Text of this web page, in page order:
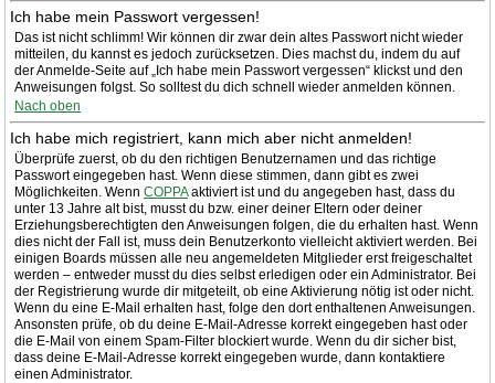
Ich habe mein Passwort vergessen!
Das ist nicht schlimm! Wir können dir zwar dein altes Passwort nicht wieder
mitteilen, du kannst es jedoch zurücksetzen. Dies machst du, indem du auf
der Anmelde-Seite auf „Ich habe mein Passwort vergessen“ klickst und den
Anweisungen folgst. So solltest du dich schnell wieder anmelden können.
Nach oben
Ich habe mich registriert, kann mich aber nicht anmelden!
Überprüfe zuerst, ob du den richtigen Benutzernamen und das richtige
Passwort eingegeben hast. Wenn diese stimmen, dann gibt es zwei
Möglichkeiten. Wenn COPPAaktiviert ist und du angegeben hast, dass du
unter 13 Jahre alt bist, musst du bzw. einer deiner Eltern oder deiner
Erziehungsberechtigten den Anweisungen folgen, die du erhalten hast. Wenn
dies nicht der Fall ist, muss dein Benutzerkonto vielleicht aktiviert werden. Bei
einigen Boards müssen alle neu angemeldeten Mitglieder erst freigeschaltet
werden – entweder musst du dies selbst erledigen oder ein Administrator. Bei
der Registrierung wurde dir mitgeteilt, ob eine Aktivierung nötig ist oder nicht.
Wenn du eine E-Mail erhalten hast, folge den dort enthaltenen Anweisungen.
Ansonsten prüfe, ob du deine E-Mail-Adresse korrekt eingegeben hast oder
die E-Mail von einem Spam-Filter blockiert wurde. Wenn du dir sicher bist,
dass deine E-Mail-Adresse korrekt eingegeben wurde, dann kontaktiere
einen Administrator.